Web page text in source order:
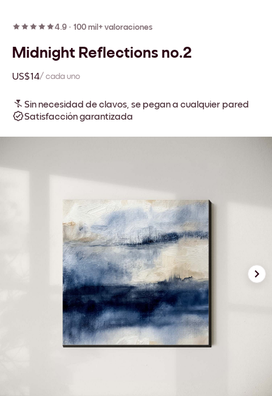
4.9 · 100 mil+ valoraciones
Midnight Reflections no.2
US$14/ cada uno
Sin necesidad de clavos, se pegan a cualquier pared
Satisfacción garantizada